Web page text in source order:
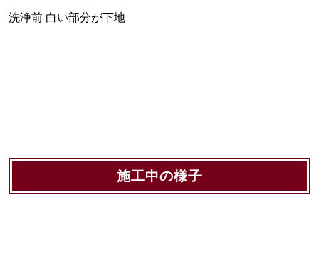
洗浄前 白い部分が下地
施工中の様子